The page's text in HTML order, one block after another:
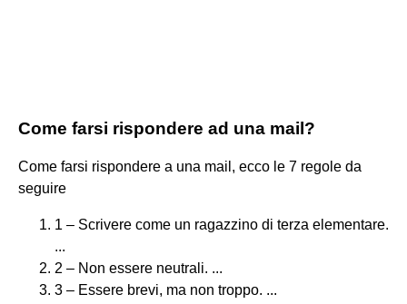
Come farsi rispondere ad una mail?
Come farsi rispondere a una mail, ecco le 7 regole da
seguire
1 – Scrivere come un ragazzino di terza elementare.
...
2 – Non essere neutrali. ...
3 – Essere brevi, ma non troppo. ...